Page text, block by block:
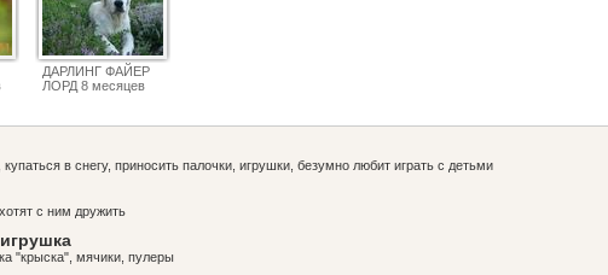
ДАРЛИНГ ФАЙЕР
ЛОРД 8 месяцев
купаться в снегу, приносить палочки, игрушки, безумно любит играть с детьми
с ним дружить
"крыска", мячики, пулеры